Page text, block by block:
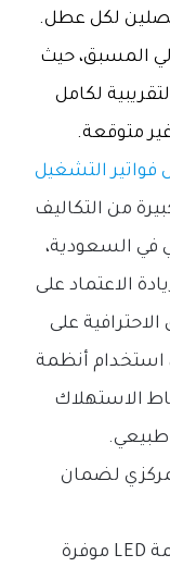
لكل عطل.
المسبق، حيث
لكامل
متوقعة.
التشغيل
من التكاليف
في السعودية،
الاعتماد على
على
استخدام أنظمة
الاستهلاك
طبيعي.
لضمان
استبدال الإضاءة التقليدية بأنظمة LED موفرة